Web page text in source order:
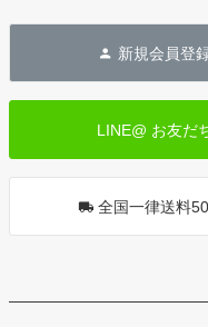
新規会員登
LINE@ お友だ
全国一律送料